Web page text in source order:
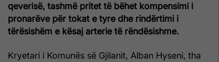
qeverisë, tashmë pritet të bëhet kompensimi i
pronarëve për tokat e tyre dhe rindërtimi i
tërësishëm e kësaj arterie të rëndësishme.
Kryetari i Komunës së Gjilanit, Alban Hyseni, tha